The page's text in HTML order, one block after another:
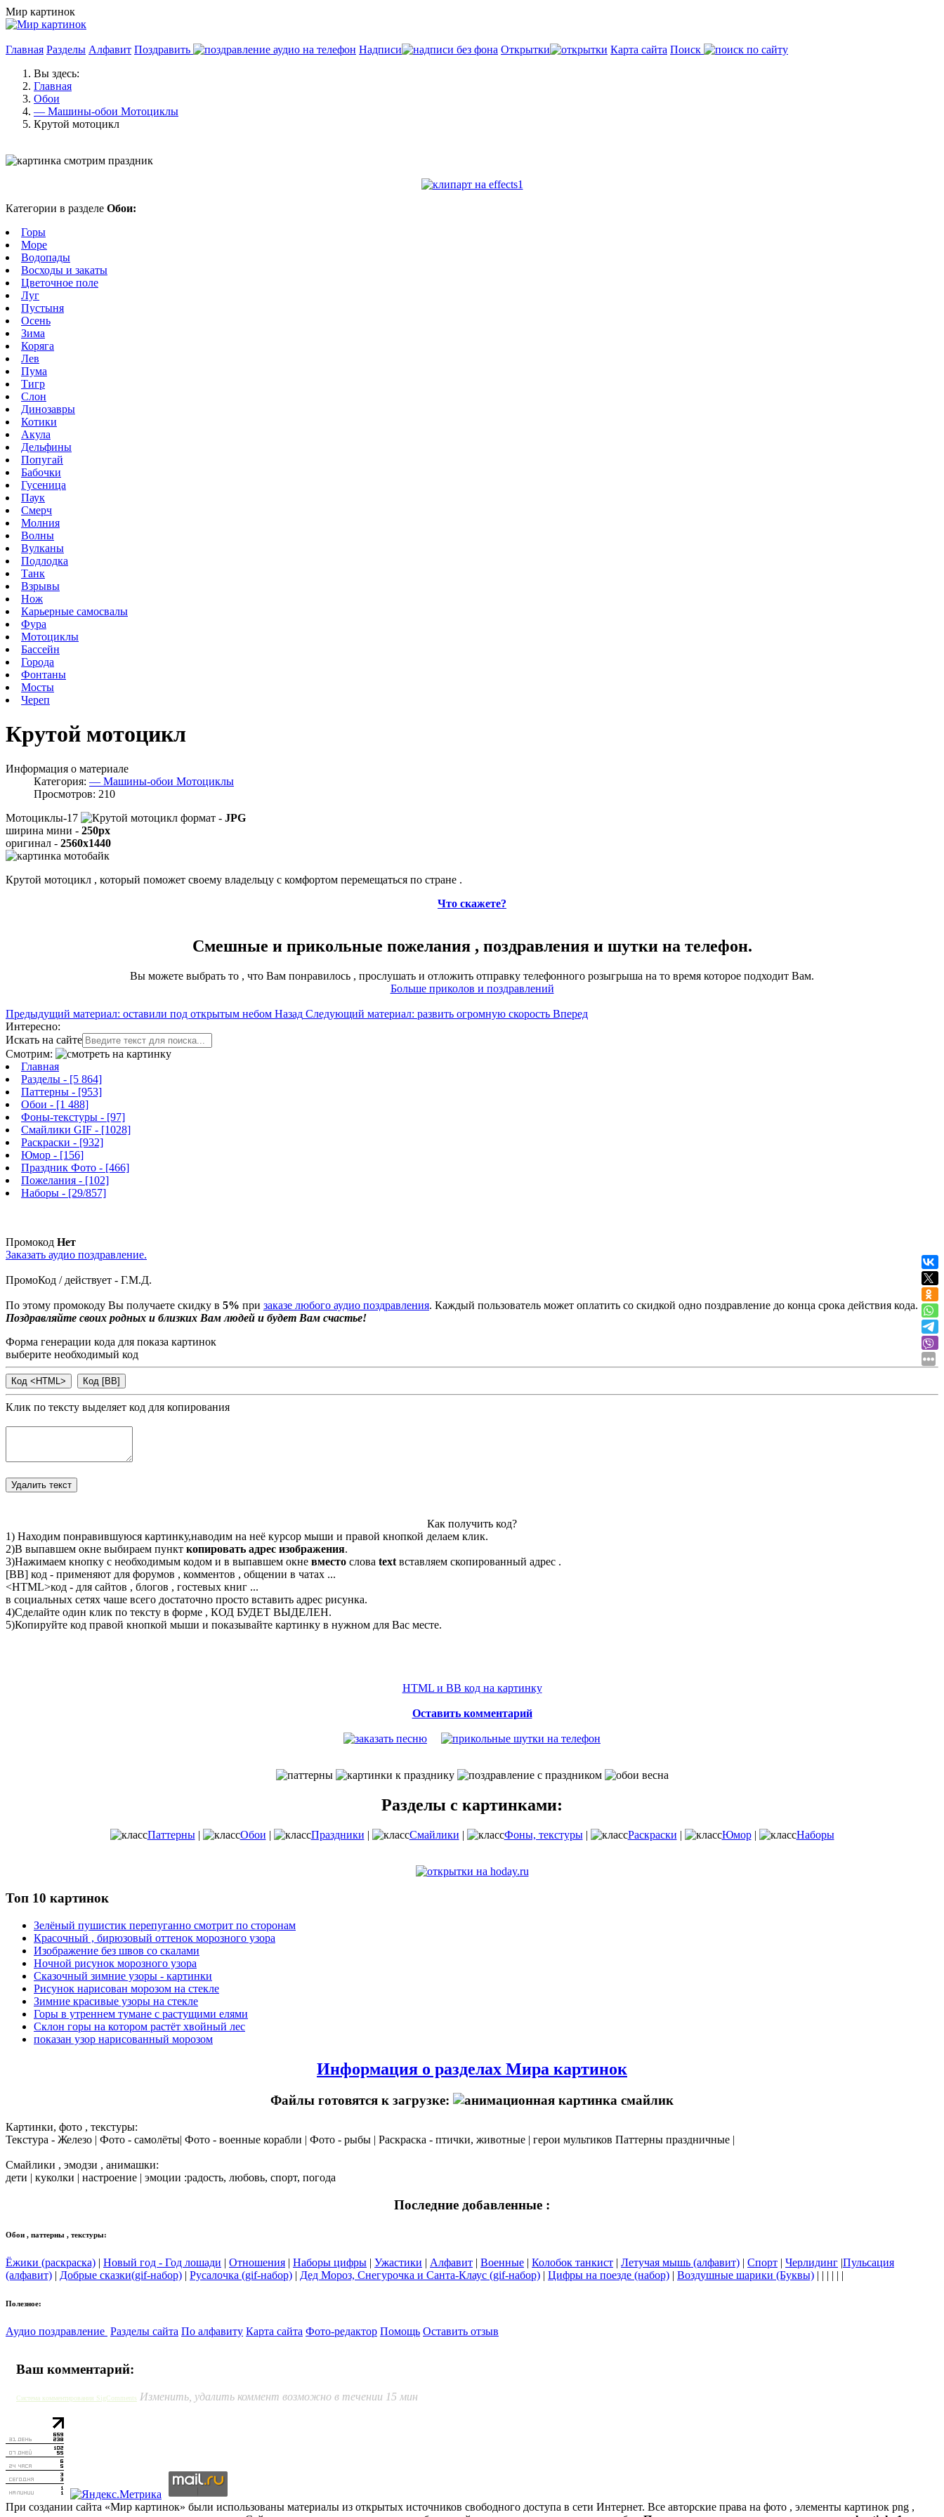
Мир картинок
Главная Разделы Алфавит Поздравить Надписи Открытки Карта сайта Поиск
Вы здесь:
Главная
Обои
— Машины-обои Мотоциклы
Крутой мотоцикл
Категории в разделе Обои:
Горы
Море
Водопады
Восходы и закаты
Цветочное поле
Луг
Пустыня
Осень
Зима
Коряга
Лев
Пума
Тигр
Слон
Динозавры
Котики
Акула
Дельфины
Попугай
Бабочки
Гусеница
Паук
Смерч
Молния
Волны
Вулканы
Подлодка
Танк
Взрывы
Нож
Карьерные самосвалы
Фура
Мотоциклы
Бассейн
Города
Фонтаны
Мосты
Череп
Крутой мотоцикл
Информация о материале
Категория: — Машины-обои Мотоциклы
Просмотров: 210
Мотоциклы-17
формат - JPG
ширина мини - 250px
оригинал - 2560x1440
Крутой мотоцикл , который поможет своему владельцу с комфортом перемещаться по стране .
Что скажете?
Смешные и прикольные пожелания , поздравления и шутки на телефон.
Вы можете выбрать то , что Вам понравилось , прослушать и отложить отправку телефонного розыгрыша на то время которое подходит Вам.
Больше приколов и поздравлений
Предыдущий материал: оставили под открытым небом Назад Следующий материал: развить огромную скорость Вперед
Интересно:
Искать на сайте
Смотрим:
Главная
Разделы - [5 864]
Паттерны - [953]
Обои - [1 488]
Фоны-текстуры - [97]
Смайлики GIF - [1028]
Раскраски - [932]
Юмор - [156]
Праздник Фото - [466]
Пожелания - [102]
Наборы - [29/857]
Промокод Нет
Заказать аудио поздравление.
ПромоКод / действует - Г.М.Д.
По этому промокоду Вы получаете скидку в 5% при заказе любого аудио поздравления. Каждый пользователь может оплатить со скидкой одно поздравление до конца срока действия кода.
Поздравляйте своих родных и близких Вам людей и будет Вам счастье!
Форма генерации кода для показа картинок
выберите необходимый код
Клик по тексту выделяет код для копирования
Как получить код?
1) Находим понравившуюся картинку,наводим на неё курсор мыши и правой кнопкой делаем клик.
2)В выпавшем окне выбираем пункт копировать адрес изображения.
3)Нажимаем кнопку с необходимым кодом и в выпавшем окне вместо слова text вставляем скопированный адрес .
[BB] код - применяют для форумов , комментов , общении в чатах ...
<HTML>код - для сайтов , блогов , гостевых книг ...
в социальных сетях чаше всего достаточно просто вставить адрес рисунка.
4)Сделайте один клик по тексту в форме , КОД БУДЕТ ВЫДЕЛЕН.
5)Копируйте код правой кнопкой мыши и показывайте картинку в нужном для Вас месте.
HTML и BB код на картинку
Оставить комментарий
Разделы с картинками:
Паттерны| Обои | Праздники | Смайлики | Фоны, текстуры| Раскраски | Юмор| Наборы
Топ 10 картинок
Зелёный пушистик перепуганно смотрит по сторонам
Красочный , бирюзовый оттенок морозного узора
Изображение без швов со скалами
Ночной рисунок морозного узора
Сказочный зимние узоры - картинки
Рисунок нарисован морозом на стекле
Зимние красивые узоры на стекле
Горы в утреннем тумане с растущими елями
Склон горы на котором растёт хвойный лес
показан узор нарисованный морозом
Информация о разделах Мира картинок
Файлы готовятся к загрузке:
Картинки, фото , текстуры:
Текстура - Железо | Фото - самолёты| Фото - военные корабли | Фото - рыбы | Раскраска - птички, животные | герои мультиков Паттерны праздничные |
Смайлики , эмодзи , анимашки:
дети | куколки | настроение | эмоции :радость, любовь, спорт, погода
Последние добавленные :
Обои , паттерны , текстуры:
Ёжики (раскраска) | Новый год - Год лошади | Отношения | Наборы цифры | Ужастики | Алфавит | Военные | Колобок танкист | Летучая мышь (алфавит) | Спорт | Черлидинг |Пульсация
(алфавит) | Добрые сказки(gif-набор) | Русалочка (gif-набор) | Дед Мороз, Снегурочка и Санта-Клаус (gif-набор) | Цифры на поезде (набор) | Воздушные шарики (Буквы) | | | | | |
Полезное:
Аудио поздравление Разделы сайта По алфавиту Карта сайта Фото-редактор Помощь Оставить отзыв
Ваш комментарий:
Система комментирования SigComments Изменить, удалить коммент возможно в течении 15 мин
При создании сайта «Мир картинок» были использованы материалы из открытых источников свободного доступа в сети Интернет. Все авторские права на фото , элементы картинок png ,